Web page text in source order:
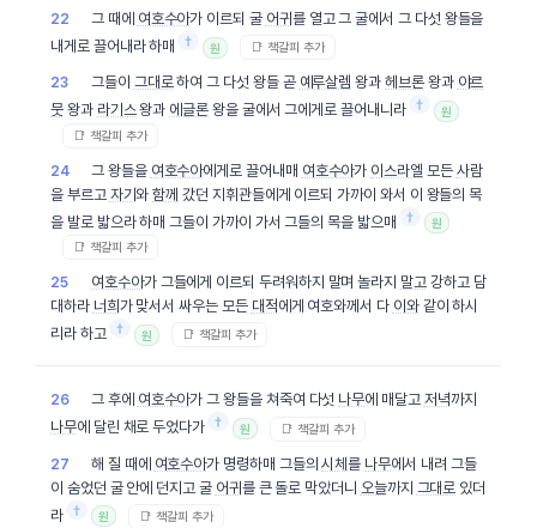
22 그 때에 여호수아가 이르되 굴 어귀를 열고 그 굴에서 그 다섯 왕들을
내게로 끌어내라 하매
† 원 📑 책갈피 추가
23 그들이 그대로하여 그 다섯 왕들 곧 예루살렘 왕과헤브론왕과 야르
뭇왕과 라기스왕과 에글론 왕을 굴에서 그에게로 끌어내니라 † 원
📑 책갈피 추가
24 그 왕들을 여호수아에게로 끌어내매 여호수아가 이스라엘 모든 사람
을 부르고 자기와함께 갔던 지휘관들에게 이르되 가까이 와서 이 왕들의 목
을 발로 밟으라 하매 그들이 가까이 가서 그들의 목을 밟으매
† 원
📑 책갈피 추가
25 여호수아가 그들에게 이르되 두려워하지 말며 놀라지 말고 강하고 담
대하라 너희 가 맞서서 싸우는 모든 대적에게 여호와께서 다 이와같이 하시
리라 하고 † 원 📑 책갈피 추가
26 그 후에 여호수아가 그 왕들을 쳐죽여 다섯 나무에 매달고 저녁까지
나무에 달린 채로 두었다가 † 원 📑 책갈피 추가
27 해 질 때에 여호수아가 명령하매 그들의시체를 나무에서 내려 그들
이 숨었던 굴 안에 던지고 굴 어귀를 큰 돌로 막았더니 오늘까지 그대로 있더
라 † 원 📑 책갈피 추가